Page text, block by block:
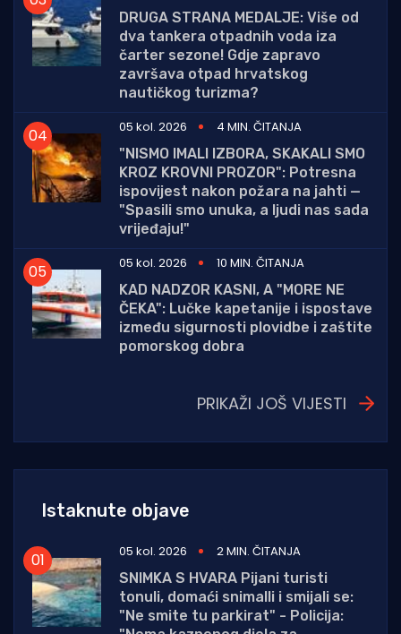
DRUGA STRANA MEDALJE: Više od
dva tankera otpadnih voda iza
čarter sezone! Gdje zapravo
završava otpad hrvatskog
nautičkog turizma?
05 kol. 2026
4 MIN. ČITANJA
"NISMO IMALI IZBORA, SKAKALI SMO
KROZ KROVNI PROZOR": Potresna
ispovijest nakon požara na jahti —
"Spasili smo unuka, a ljudi nas sada
vrijeđaju!"
05 kol. 2026
10 MIN. ČITANJA
KAD NADZOR KASNI, A "MORE NE
ČEKA": Lučke kapetanije i ispostave
između sigurnosti plovidbe i zaštite
pomorskog dobra
PRIKAŽI JOŠ VIJESTI
Istaknute objave
05 kol. 2026
2 MIN. ČITANJA
SNIMKA S HVARA Pijani turisti
tonuli, domaći snimalli i smijali se:
"Ne smite tu parkirat" - Policija: